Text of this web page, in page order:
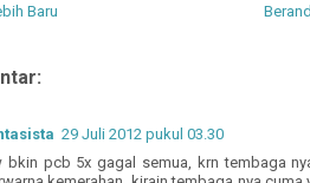
Baru
29 Juli 2012 pukul 03.30
bkin pcb 5x gagal semua, krn tembaga